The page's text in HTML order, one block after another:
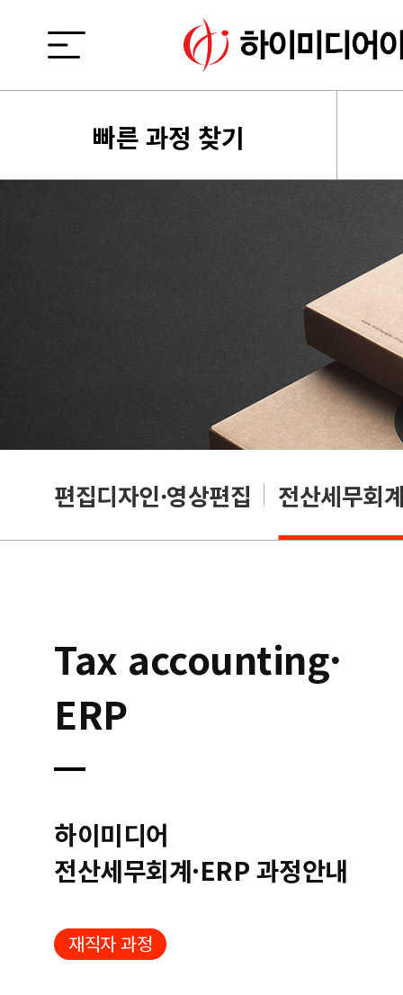
빠른 과정 찾기
편집디자인·영상편집 전산세무회
Tax accounting·
ERP
하이미디어
전산세무회계·ERP 과정안내
재직자 과정